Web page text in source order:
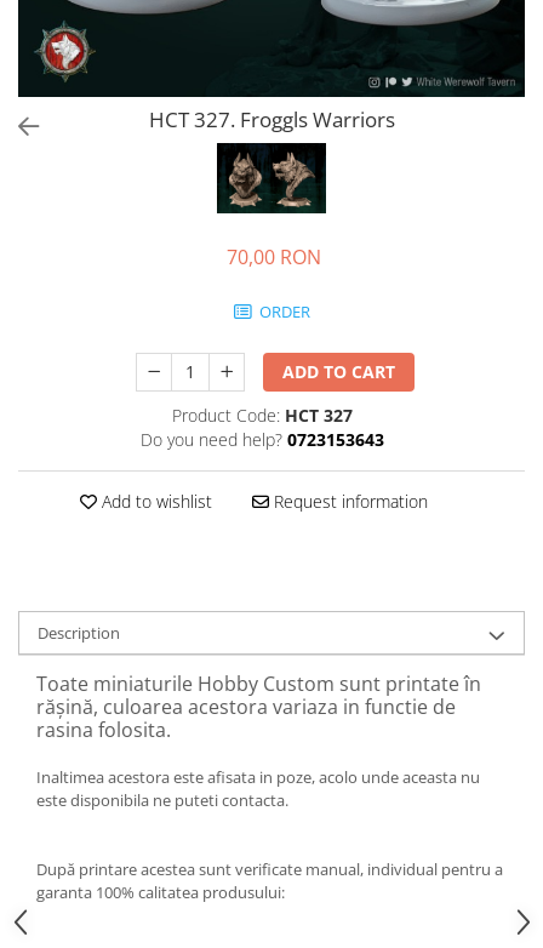
HCT 327. Froggls Warriors
70,00 RON
ORDER
ADD TO CART
Product Code: HCT 327
Do you need help? 0723153643
Add to wishlist Request information
Description
Toate miniaturile Hobby Custom sunt printate în
rășină, culoarea acestora variaza in functie de
rasina folosita.
Inaltimea acestora este afisata in poze, acolo unde aceasta nu
este disponibila ne puteti contacta.
După printare acestea sunt verificate manual, individual pentru a
garanta 100% calitatea produsului: